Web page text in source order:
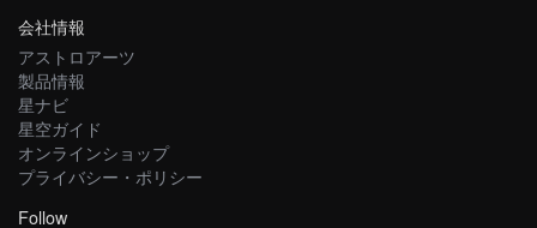
会社情報
アストロアーツ
製品情報
星ナビ
星空ガイド
オンラインショップ
プライバシー・ポリシー
Follow